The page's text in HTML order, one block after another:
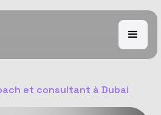
et consultant à Dubai